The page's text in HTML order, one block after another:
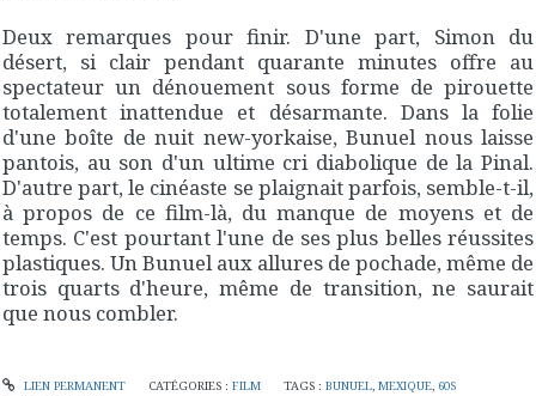
Deux remarques pour finir. D'une part, Simon du
désert, si clair pendant quarante minutes offre au
spectateur un dénouement sous forme de pirouette
totalement inattendue et désarmante. Dans la folie
d'une boîte de nuit new-yorkaise, Bunuel nous laisse
pantois, au son d'un ultime cri diabolique de la Pinal.
D'autre part, le cinéaste se plaignait parfois, semble-t-il,
à propos de ce film-là, du manque de moyens et de
temps. C'est pourtant l'une de ses plus belles réussites
plastiques. Un Bunuel aux allures de pochade, même de
trois quarts d'heure, même de transition, ne saurait
que nous combler.
LIEN PERMANENT CATÉGORIES : FILM TAGS :BUNUEL,MEXIQUE, 60S